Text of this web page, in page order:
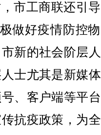
市工商联还引
做好疫情防控
新的社会阶层
士尤其是新媒
、客户端等平
抗疫政策，为